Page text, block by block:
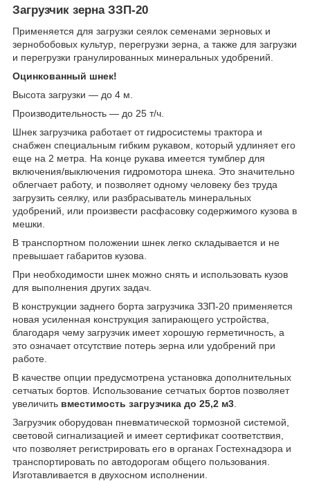
Загрузчик зерна ЗЗП-20
Применяется для загрузки сеялок семенами зерновых и
зернобобовых культур, перегрузки зерна, а также для загрузки
и перегрузки гранулированных минеральных удобрений.
Оцинкованный шнек!
Высота загрузки — до 4 м.
Производительность — до 25 т/ч.
Шнек загрузчика работает от гидросистемы трактора и
снабжен специальным гибким рукавом, который удлиняет его
еще на 2 метра. На конце рукава имеется тумблер для
включения/выключения гидромотора шнека. Это значительно
облегчает работу, и позволяет одному человеку без труда
загрузить сеялку, или разбрасыватель минеральных
удобрений, или произвести расфасовку содержимого кузова в
мешки.
В транспортном положении шнек легко складывается и не
превышает габаритов кузова.
При необходимости шнек можно снять и использовать кузов
для выполнения других задач.
В конструкции заднего борта загрузчика ЗЗП-20 применяется
новая усиленная конструкция запирающего устройства,
благодаря чему загрузчик имеет хорошую герметичность, а
это означает отсутствие потерь зерна или удобрений при
работе.
В качестве опции предусмотрена установка дополнительных
сетчатых бортов. Использование сетчатых бортов позволяет
увеличить вместимость загрузчика до 25,2 м3
Загрузчик оборудован пневматической тормозной системой,
световой сигнализацией и имеет сертификат соответствия,
что позволяет регистрировать его в органах Гостехнадзора и
транспортировать по автодорогам общего пользования.
Изготавливается в двухосном исполнении.